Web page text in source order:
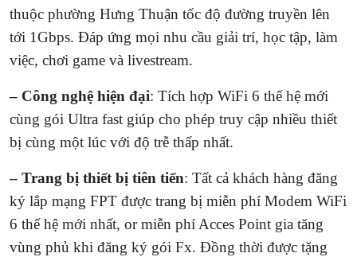
thuộc phường Hưng Thuận tốc độ đường truyền lên
tới 1Gbps. Đáp ứng mọi nhu cầu giải trí, học tập, làm
việc, chơi game và livestream.
– Công nghệ hiện đại: Tích hợp WiFi 6 thế hệ mới
cùng gói Ultra fast giúp cho phép truy cập nhiều thiết
bị cùng một lúc với độ trễ thấp nhất.
– Trang bị thiết bị tiên tiến: Tất cả khách hàng đăng
ký lắp mạng FPT được trang bị miễn phí Modem WiFi
6 thế hệ mới nhất, or miễn phí Acces Point gia tăng
vùng phủ khi đăng ký gói Fx. Đồng thời được tặng